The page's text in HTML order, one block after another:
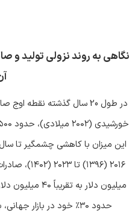
نگاهی به روند نزولی تولید و
میلیون دلار به
حدود ۳۰٪ خود در بازار جهانی، به تنها ۷.۴٪ در سال ۲۰۲۲ رسید.